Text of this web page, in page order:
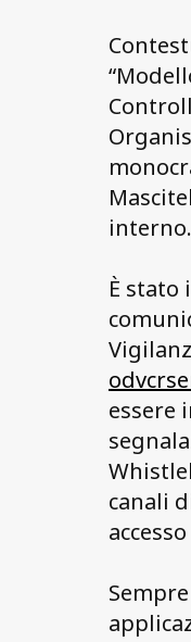
interno.
È stato
essere
canali